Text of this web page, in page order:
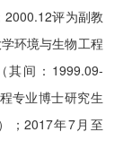
2000.12评为副教
环境与生物工程
其间：1999.09-
专业博士研究生
；2017年7月至